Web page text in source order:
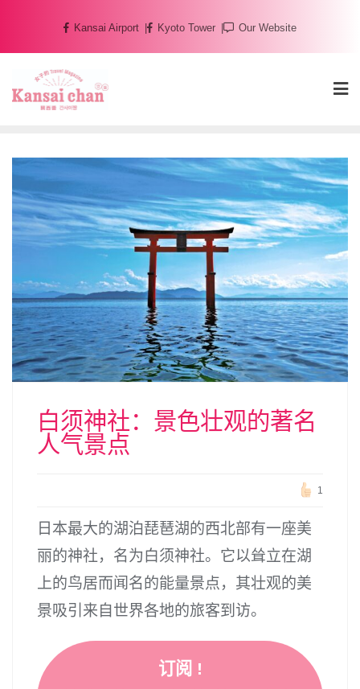
content
Kansai Airport Kyoto Tower Our Website
白须神社：景色壮观的著名
人气景点
1
日本最大的湖泊琵琶湖的西北部有一座美
丽的神社，名为白须神社。它以耸立在湖
上的鸟居而闻名的能量景点，其壮观的美
景吸引来自世界各地的旅客到访。
订阅 !